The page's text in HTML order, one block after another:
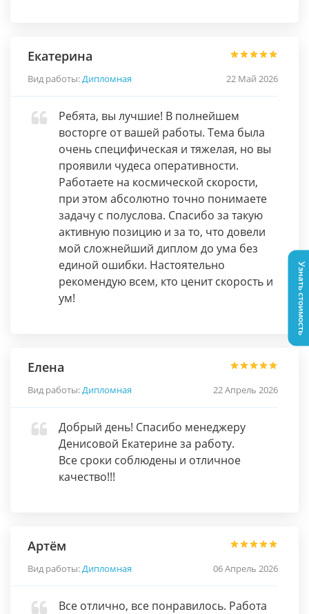
Екатерина
Вид работы:Дипломная 22 Май 2026
Ребята, вы лучшие! В полнейшем
восторге от вашей работы. Тема была
очень специфическая и тяжелая, но вы
проявили чудеса оперативности.
Работаете на космической скорости,
при этом абсолютно точно понимаете
задачу с полуслова. Спасибо за такую
активную позицию и за то, что довели
мой сложнейший диплом до ума без
единой ошибки. Настоятельно
рекомендую всем, кто ценит скорость и
ум!
Елена
Вид работы:Дипломная 22 Апрель 2026
Добрый день! Спасибо менеджеру
Денисовой Екатерине за работу.
Все сроки соблюдены и отличное
качество!!!
Артём
Вид работы:Дипломная 06 Апрель 2026
Все отлично, все понравилось. Работа
Узнать стоимость